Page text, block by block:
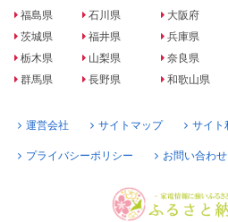
福島県
茨城県
栃木県
群馬県
石川県
福井県
山梨県
長野県
大阪府
兵庫県
奈良県
和歌山県
運営会社 サイトマップ サイト
プライバシーポリシー お問い合わせ